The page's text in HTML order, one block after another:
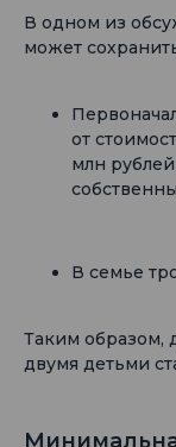
В одном из
может
от
млн
В семье
Таким образом,
двумя детьми